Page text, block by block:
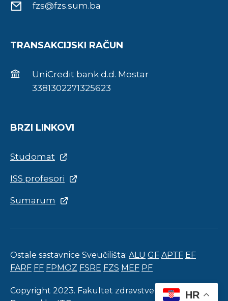
fzs@fzs.sum.ba
TRANSAKCIJSKI RAČUN
UniCredit bank d.d. Mostar
3381302271325623
BRZI LINKOVI
Studomat
ISS profesori
Sumarum
Ostale sastavnice Sveučilišta: ALU GF APTF EF
FARF FF FPMOZ FSRE FZS MEF PF
Copyright 2023. Fakultet zdravstvenih studija.
HR